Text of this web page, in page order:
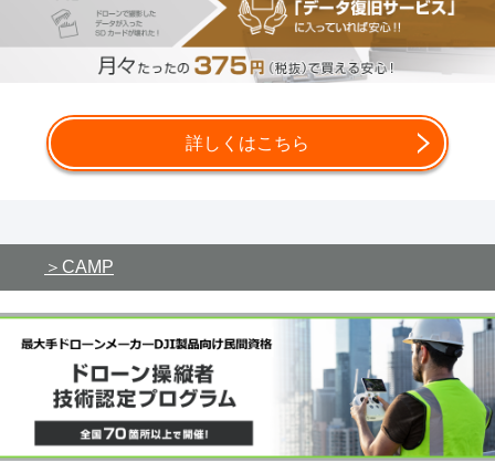
詳しくはこちら
CAMP